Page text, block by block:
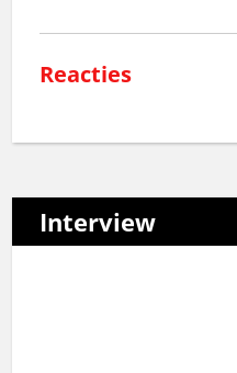
Reacties
Interview